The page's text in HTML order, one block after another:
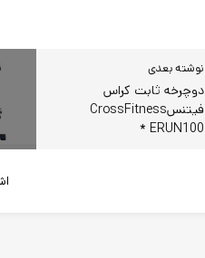
نوشته بعدی
دوچرخه ثابت کراس
فیتنسCrossFitness
ERUN100 *